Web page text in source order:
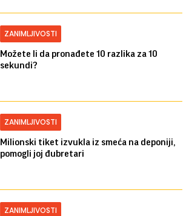
ZANIMLJIVOSTI
Možete li da pronađete 10 razlika za 10
sekundi?
ZANIMLJIVOSTI
Milionski tiket izvukla iz smeća na deponiji,
pomogli joj đubretari
ZANIMLJIVOSTI